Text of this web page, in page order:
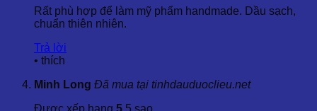
Với vitamin E và các chất chống oxy hóa mạnh mẽ, dầu này
làm sáng da.
Dầu này giúp kiểm soát huyết áp nhờ vào các hợp chất
Rất phù hợp để làm mỹ phẩm handmade. Dầu sạch,
chuẩn thiên nhiên.
Trả lời
• thích
Minh Long Đã mua tại tinhdauduoclieu.net
Được xếp hạng 5 5 sao